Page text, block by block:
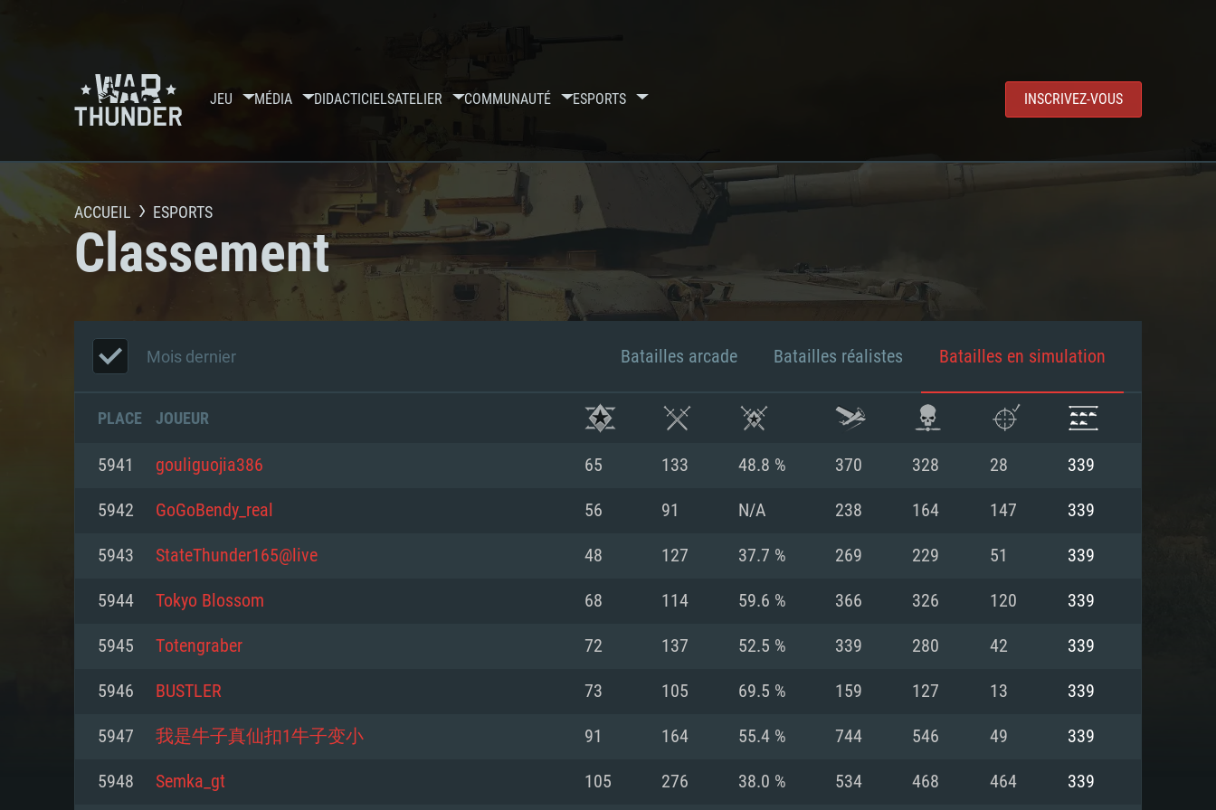
JEU MÉDIA DIDACTICIELSATELIER COMMUNAUTÉ ESPORTS INSCRIVEZ-VOUS
CONFIGURATION SYSTÈME REQUISE
ACCUEIL ESPORTS
Classement
Mois dernier Batailles arcade Batailles réalistes Batailles en simulation
PLACE JOUEUR
5941 gouliguojia386 65 133 48.8 % 370 328 28 339
5942 GoGoBendy_real 56 91 N/A 238 164 147 339
5943 StateThunder165@live 48 127 37.7 % 269 229 51 339
5944 Tokyo Blossom 68 114 59.6 % 366 326 120 339
5945 Тotengraber 72 137 52.5 % 339 280 42 339
5946 BUSТLER 73 105 69.5 % 159 127 13 339
5947 我是牛子真仙扣1牛子变小 91 164 55.4 % 744 546 49 339
5948 Semka_gt 105 276 38.0 % 534 468 464 339